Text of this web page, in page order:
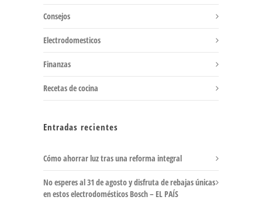
Consejos
Electrodomesticos
Finanzas
Recetas de cocina
Entradas recientes
Cómo ahorrar luz tras una reforma integral
No esperes al 31 de agosto y disfruta de rebajas únicas
en estos electrodomésticos Bosch – EL PAÍS